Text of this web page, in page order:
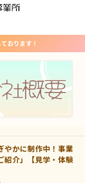
おります！
やかに制作中！事業
紹介」【見学・体験